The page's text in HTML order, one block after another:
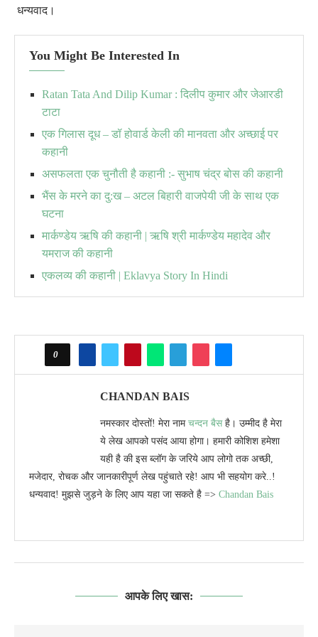
धन्यवाद।
You Might Be Interested In
Ratan Tata And Dilip Kumar : दिलीप कुमार और जेआरडी
टाटा
एक गिलास दूध – डॉ होवार्ड केली की मानवता और अच्छाई पर
कहानी
असफलता एक चुनौती है कहानी :- सुभाष चंद्र बोस की कहानी
भैंस के मरने का दु:ख – अटल बिहारी वाजपेयी जी के साथ एक
घटना
मार्कण्डेय ऋषि की कहानी | ऋषि श्री मार्कण्डेय महादेव और
यमराज की कहानी
एकलव्य की कहानी | Eklavya Story In Hindi
0
CHANDAN BAIS
नमस्कार दोस्तों! मेरा नाम चन्दन बैसहै। उम्मीद है मेरा
ये लेख आपको पसंद आया होगा। हमारी कोशिश हमेशा
यही है की इस ब्लॉग के जरिये आप लोगो तक अच्छी,
मजेदार, रोचक और जानकारीपूर्ण लेख पहुंचाते रहे! आप भी सहयोग करे..!
धन्यवाद! मुझसे जुड़ने के लिए आप यहा जा सकते है => Chandan Bais
आपके लिए खास: